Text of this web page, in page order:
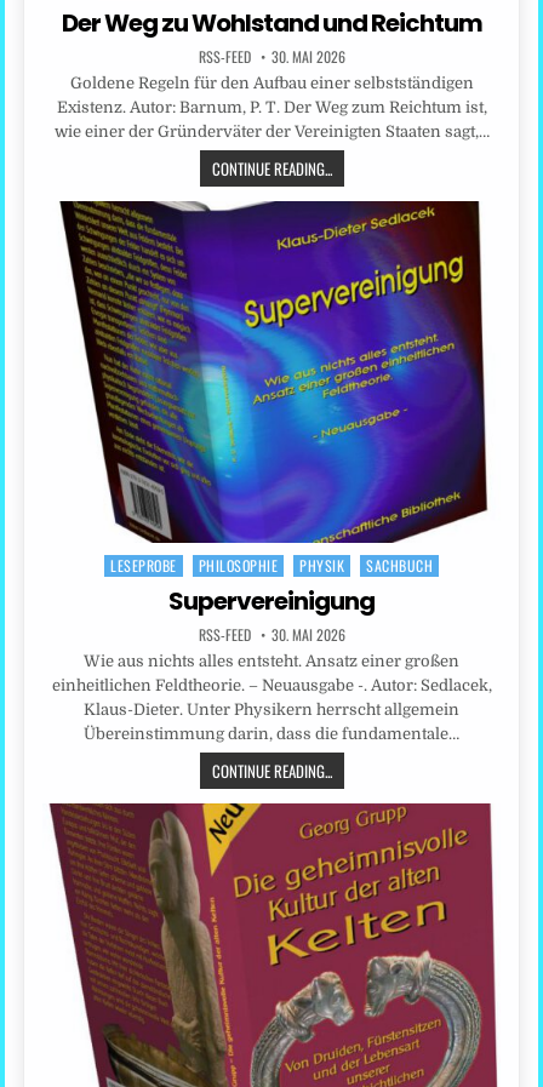
in
Der Weg zu Wohlstand und Reichtum
RSS-FEED 30. MAI 2026
Goldene Regeln für den Aufbau einer selbstständigen
Existenz. Autor: Barnum, P. T. Der Weg zum Reichtum ist,
wie einer der Gründerväter der Vereinigten Staaten sagt,…
CONTINUE READING...
Posted
LESEPROBE PHILOSOPHIE PHYSIK SACHBUCH
Supervereinigung
RSS-FEED 30. MAI 2026
Wie aus nichts alles entsteht. Ansatz einer großen
einheitlichen Feldtheorie. – Neuausgabe -. Autor: Sedlacek,
Klaus-Dieter. Unter Physikern herrscht allgemein
Übereinstimmung darin, dass die fundamentale…
CONTINUE READING...